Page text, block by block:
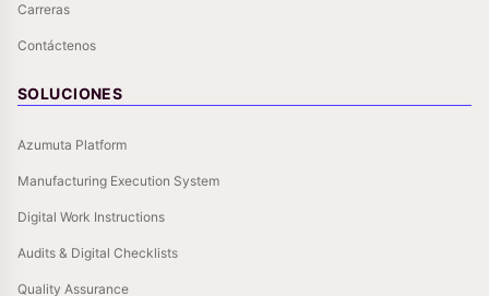
Carreras
Contáctenos
SOLUCIONES
Azumuta Platform
Manufacturing Execution System
Digital Work Instructions
Audits & Digital Checklists
Quality Assurance